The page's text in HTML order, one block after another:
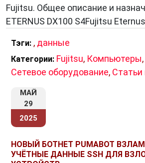
Fujitsu. Общее описание и
ETERNUS DX100 S4Fujitsu Eternus
Тэги: , данные
Категории: Fujitsu, Компьютеры,
Сетевое оборудование, Статьи
МАЙ
29
2025
НОВЫЙ БОТНЕТ PUMABOT
УЧЁТНЫЕ ДАННЫЕ SSH ДЛЯ